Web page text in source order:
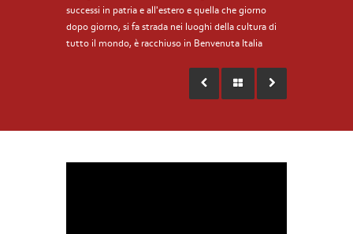
successi in patria e all'estero e quella che giorno
dopo giorno, si fa strada nei luoghi della cultura di
tutto il mondo, è racchiuso in Benvenuta Italia